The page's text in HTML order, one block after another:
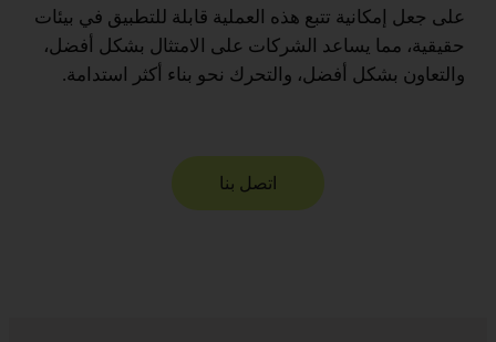
على جعل إمكانية تتبع هذه العملية قابلة للتطبيق في بيئات
حقيقية، مما يساعد الشركات على الامتثال بشكل أفضل،
والتعاون بشكل أفضل، والتحرك نحو بناء أكثر استدامة.
اتصل بنا